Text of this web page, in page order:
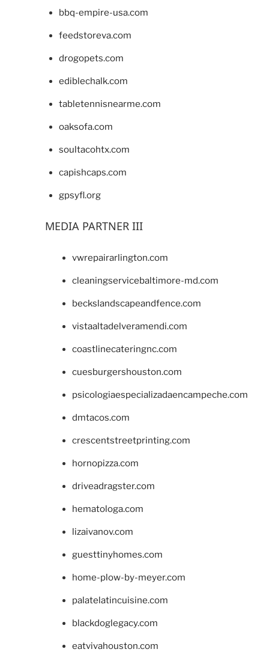
bbq-empire-usa.com
feedstoreva.com
drogopets.com
ediblechalk.com
tabletennisnearme.com
oaksofa.com
soultacohtx.com
capishcaps.com
gpsyfl.org
MEDIA PARTNER III
vwrepairarlington.com
cleaningservicebaltimore-md.com
beckslandscapeandfence.com
vistaaltadelveramendi.com
coastlinecateringnc.com
cuesburgershouston.com
psicologiaespecializadaencampeche.com
dmtacos.com
crescentstreetprinting.com
hornopizza.com
driveadragster.com
hematologa.com
lizaivanov.com
guesttinyhomes.com
home-plow-by-meyer.com
palatelatincuisine.com
blackdoglegacy.com
eatvivahouston.com